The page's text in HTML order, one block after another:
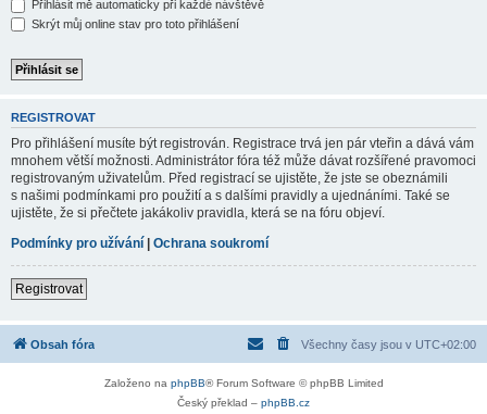
Přihlásit mě automaticky při každé návštěvě
Skrýt můj online stav pro toto přihlášení
REGISTROVAT
Pro přihlášení musíte být registrován. Registrace trvá jen pár vteřin a dává vám
mnohem větší možnosti. Administrátor fóra též může dávat rozšířené pravomoci
registrovaným uživatelům. Před registrací se ujistěte, že jste se obeznámili
s našimi podmínkami pro použití a s dalšími pravidly a ujednáními. Také se
ujistěte, že si přečtete jakákoliv pravidla, která se na fóru objeví.
Podmínky pro užívání | Ochrana soukromí
Registrovat
Obsah fóra Všechny časy jsou v UTC+02:00
Založeno na phpBB® Forum Software © phpBB Limited
Český překlad – phpBB.cz